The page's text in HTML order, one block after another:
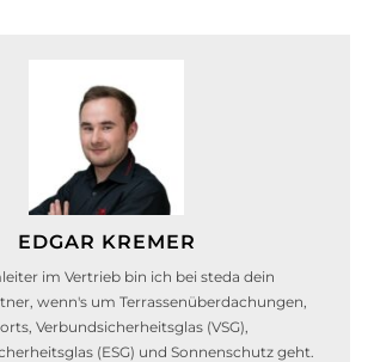
EDGAR KREMER
im Vertrieb bin ich bei steda dein
wenn's um Terrassenüberdachungen,
Verbundsicherheitsglas (VSG),
(ESG) und Sonnenschutz geht.